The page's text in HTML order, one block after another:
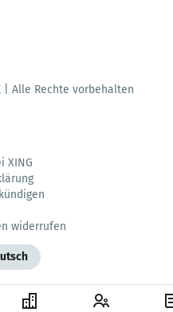
| Alle Rechte vorbehalten
XING
widerrufen